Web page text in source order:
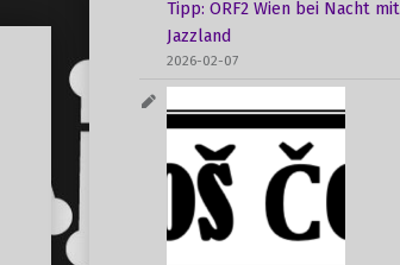
Tipp: ORF2 Wien bei Nacht mit
Jazzland
2026-02-07